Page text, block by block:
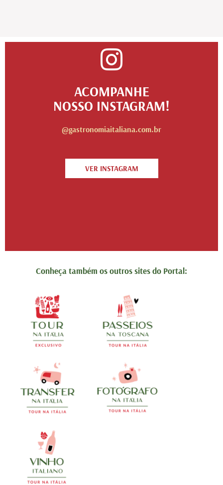
ACOMPANHE
NOSSO INSTAGRAM!
@gastronomiaitaliana.com.br
VER INSTAGRAM
Conheça também os outros sites do Portal: